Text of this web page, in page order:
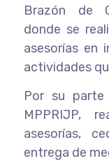
Brazón de
donde se
asesorías en
actividades
Por su parte
MPPRIJP,
asesorías,
entrega de